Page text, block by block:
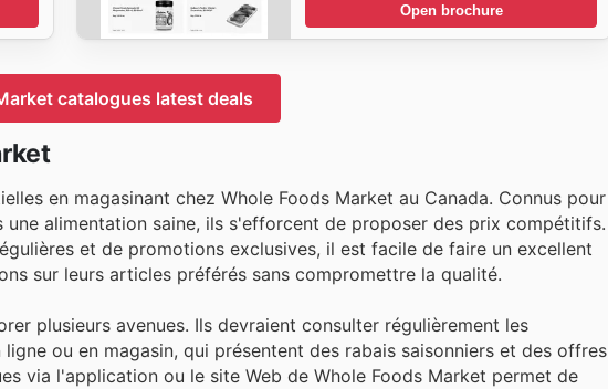
Open brochure
catalogues latest deals
en magasinant chez Whole Foods Market au Canada. Connus pour
alimentation saine, ils s'efforcent de proposer des prix compétitifs.
et de promotions exclusives, il est facile de faire un excellent
sur leurs articles préférés sans compromettre la qualité.
plusieurs avenues. Ils devraient consulter régulièrement les
ou en magasin, qui présentent des rabais saisonniers et des offres
via l'application ou le site Web de Whole Foods Market permet de